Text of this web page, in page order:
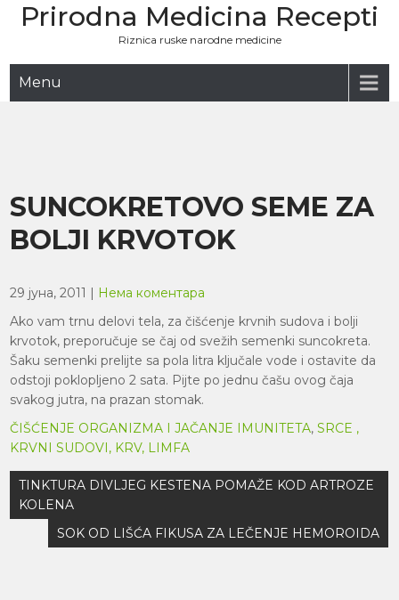
SkipPrirodna Medicina Recepti
Riznica ruske narodne medicine
Menu
SUNCOKRETOVO SEME ZA
BOLJI KRVOTOK
29 јуна, 2011 | Нема коментара
Ako vam trnu delovi tela, za čišćenje krvnih sudova i bolji
krvotok, preporučuje se čaj od svežih semenki suncokreta.
Šaku semenki prelijte sa pola litra ključale vode i ostavite da
odstoji poklopljeno 2 sata. Pijte po jednu čašu ovog čaja
svakog jutra, na prazan stomak.
ČIŠĆENJE ORGANIZMA I JAČANJE IMUNITETA,SRCE ,
KRVNI SUDOVI, KRV, LIMFA
Кретање
чланка
TINKTURA DIVLJEG KESTENA POMAŽE KOD ARTROZE
KOLENA
SOK OD LIŠĆA FIKUSA ZA LEČENJE HEMOROIDA